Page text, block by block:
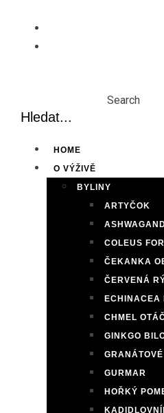
content
Search
HOME
O VÝŽIVĚ
BYLINY
ARTYČOK
COLEUS
ČEKANKA
ČERVENÁ
ECHINACEA
CHMEL
GINKGO
GURMAR
HOŘKÝ